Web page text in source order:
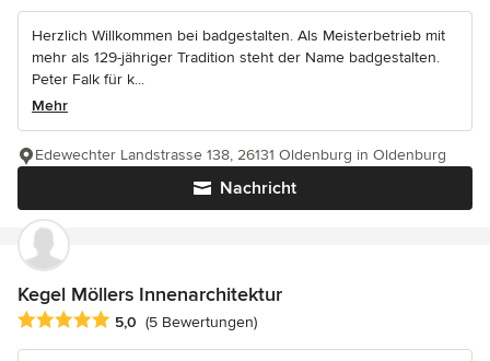
Herzlich Willkommen bei badgestalten. Als Meisterbetrieb mit
mehr als 129-jähriger Tradition steht der Name badgestalten.
Peter Falk für k...
Mehr
Nachricht
Edewechter Landstrasse 138, 26131 Oldenburg in Oldenburg
Kegel Möllers Innenarchitektur
Durchschnittliche Bewertung: 5 von 5 Sternen
5,0 (5 Bewertungen)